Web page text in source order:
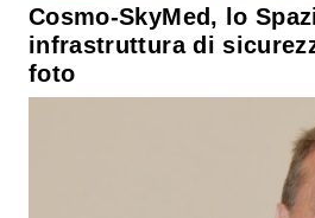
Cosmo-SkyMed, lo
infrastruttura di
foto